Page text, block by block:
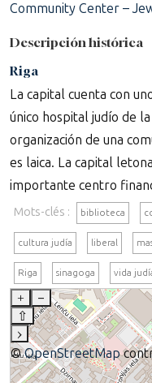
Community Center –
Descripción histórica
Riga
La capital cuenta con
único hospital judío de
organización de una
es laica. La capital
importante centro
Mots-clés : biblioteca
cultura judía liberal
Riga sinagoga vida
+
–
⇧
›
©OpenStreetMap